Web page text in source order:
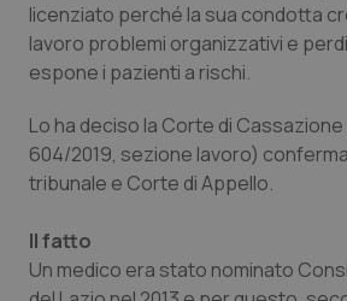
Basilicata
Campania
Friuli Venezia Giulia
Artrite & artrosi
Car-T
Dermatite Atopica
QS Club Newsletter
licenziato perché la sua condotta
lavoro problemi organizzativi e
espone i pazienti a rischi.
Lo ha deciso la Corte di
604/2019, sezione lavoro)
tribunale e Corte di Appello.
Il fatto
Un medico era stato nominato